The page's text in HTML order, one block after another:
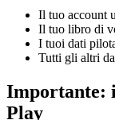
Il tuo account
Il tuo libro di
I tuoi dati
Tutti gli altri
Importante:
Play